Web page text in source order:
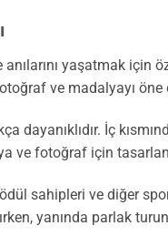
anılarını yaşatmak
ve madalyayı öne
dayanıklıdır. İç
ve fotoğraf için
sahipleri ve diğer
yanında parlak